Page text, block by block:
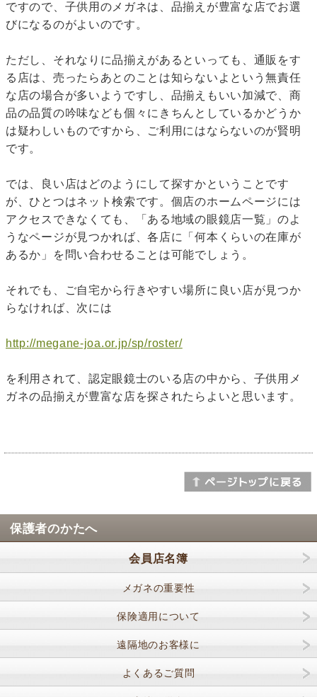
ですので、子供用のメガネは、品揃えが豊富な店でお選
びになるのがよいのです。
ただし、それなりに品揃えがあるといっても、通販をす
る店は、売ったらあとのことは知らないよという無責任
な店の場合が多いようですし、品揃えもいい加減で、商
品の品質の吟味なども個々にきちんとしているかどうか
は疑わしいものですから、ご利用にはならないのが賢明
です。
では、良い店はどのようにして探すかということです
が、ひとつはネット検索です。個店のホームページには
アクセスできなくても、「ある地域の眼鏡店一覧」のよ
うなページが見つかれば、各店に「何本くらいの在庫が
あるか」を問い合わせることは可能でしょう。
それでも、ご自宅から行きやすい場所に良い店が見つか
らなければ、次には
http://megane-joa.or.jp/sp/roster/
を利用されて、認定眼鏡士のいる店の中から、子供用メ
ガネの品揃えが豊富な店を探されたらよいと思います。
保護者のかたへ
会員店名簿
メガネの重要性
保険適用について
遠隔地のお客様に
よくあるご質問